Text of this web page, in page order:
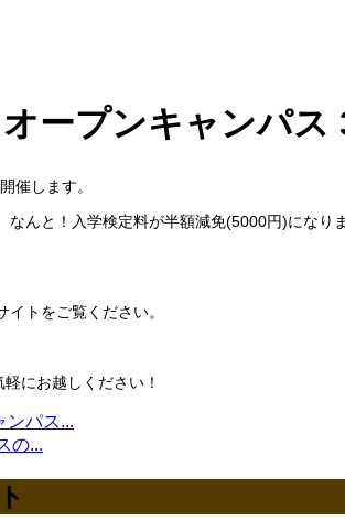
オープンキャンパス
催します。
んと！入学検定料が半額減免(5000円)になりま
トをご覧ください。
にお越しください！
ンパス...
の...